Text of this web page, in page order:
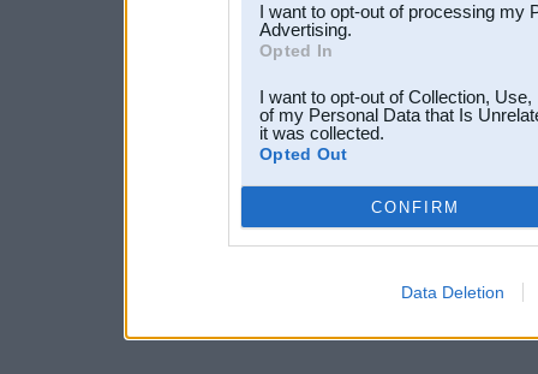
I want to opt-out of processing my
Advertising.
Opted In
I want to opt-out of Collection,
of my Personal Data that Is
it was collected.
Opted Out
CONFIRM
Data Deletion